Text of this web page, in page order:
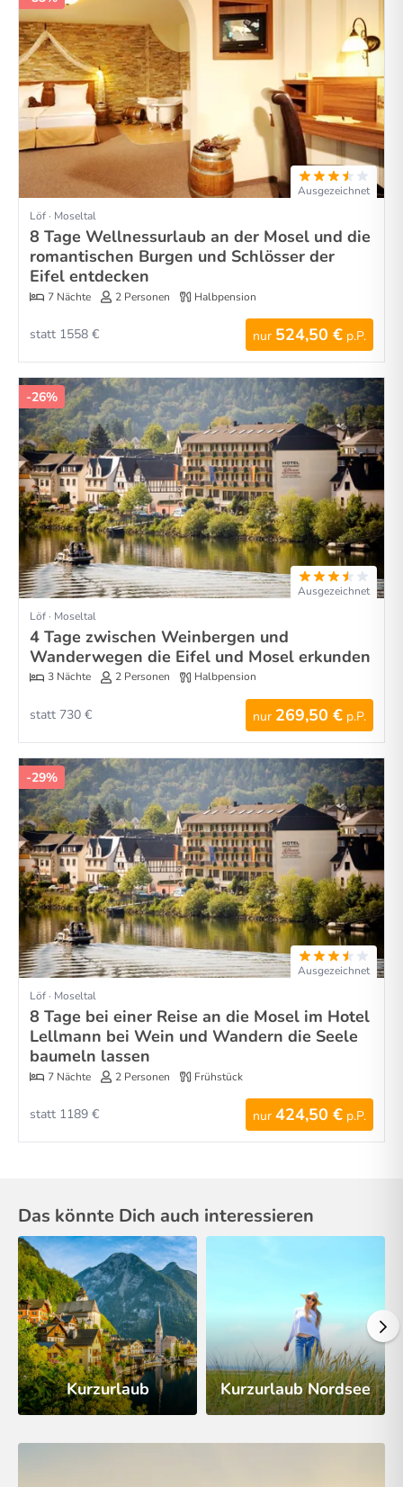
Ausgezeichnet
Löf · Moseltal
8 Tage Wellnessurlaub an der Mosel und die
romantischen Burgen und Schlösser der
Eifel entdecken
7 Nächte 2 Personen Halbpension
nur 524,50 € p.P.
statt 1558 €
-26%
Ausgezeichnet
Löf · Moseltal
4 Tage zwischen Weinbergen und
Wanderwegen die Eifel und Mosel erkunden
3 Nächte 2 Personen Halbpension
nur 269,50 € p.P.
statt 730 €
-29%
Ausgezeichnet
Löf · Moseltal
8 Tage bei einer Reise an die Mosel im Hotel
Lellmann bei Wein und Wandern die Seele
baumeln lassen
7 Nächte 2 Personen Frühstück
nur 424,50 € p.P.
statt 1189 €
Das könnte Dich auch interessieren
Kurzurlaub Kurzurlaub Nordsee